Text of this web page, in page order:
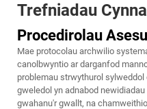
Trefniadau
Procedirolau
Mae protocolau archwilio
canolbwyntio ar darganfod
problemau strwythurol
gweledol yn adnabod
gwahanu'r gwallt, na